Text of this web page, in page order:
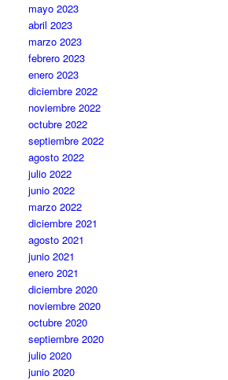
mayo 2023
abril 2023
marzo 2023
febrero 2023
enero 2023
diciembre 2022
noviembre 2022
octubre 2022
septiembre 2022
agosto 2022
julio 2022
junio 2022
marzo 2022
diciembre 2021
agosto 2021
junio 2021
enero 2021
diciembre 2020
noviembre 2020
octubre 2020
septiembre 2020
julio 2020
junio 2020